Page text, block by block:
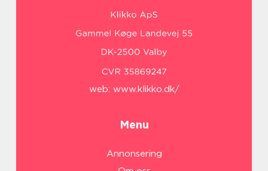
web: www.klikko.dk/
Menu
Annonsering